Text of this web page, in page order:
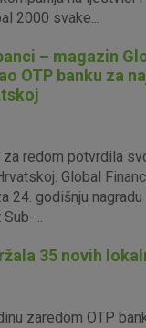
2000 svake...
– magazin
OTP banku za
za redom potvrdila
Global
24. godišnju nagradu
...
35 novih
zaredom OTP